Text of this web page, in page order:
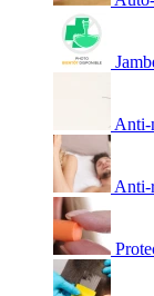
Anti-
Anti-